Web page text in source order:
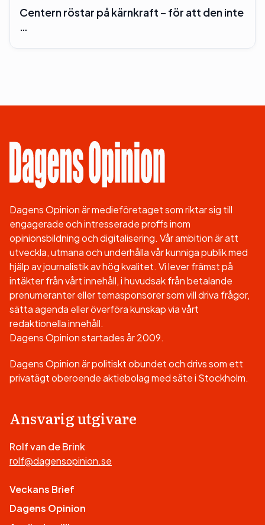
Centern röstar på kärnkraft – för att den inte
…
Dagens Opinion är medieföretaget som riktar sig till
engagerade och intresserade proffs inom
opinionsbildning och digitalisering. Vår ambition är att
utveckla, utmana och underhålla vår kunniga publik med
hjälp av journalistik av hög kvalitet. Vi lever främst på
intäkter från vårt innehåll, i huvudsak från betalande
prenumeranter eller temasponsorer som vill driva frågor,
sätta agenda eller överföra kunskap via vårt
redaktionella innehåll.
Dagens Opinion startades år 2009.
Dagens Opinion är politiskt obundet och drivs som ett
privatägt oberoende aktiebolag med säte i Stockholm.
Ansvarig utgivare
Rolf van de Brink
rolf@dagensopinion.se
Veckans Brief
Dagens Opinion